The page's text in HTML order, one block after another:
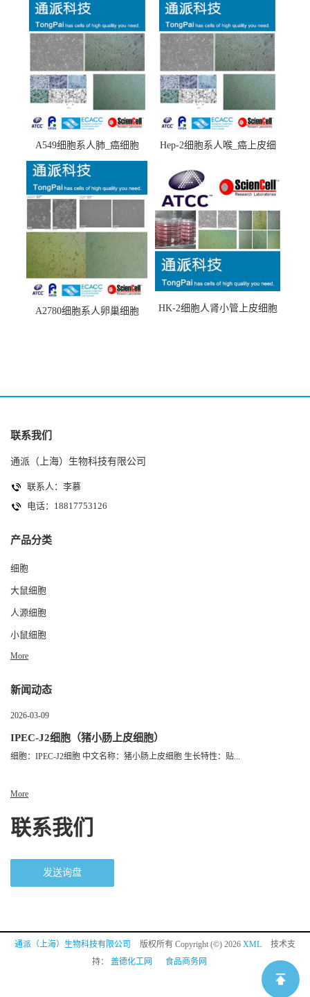
A549细胞系人肺_癌细胞
(A549细胞)
Hep-2细胞系人喉_癌上皮细
A2780细胞系人卵巢细胞
HK-2细胞人肾小管上皮细胞
联系我们
通派（上海）生物科技有限公司
联系人：李慕
电话：18817753126
产品分类
细胞
大鼠细胞
人源细胞
小鼠细胞
More
新闻动态
2026-03-09
IPEC-J2细胞（猪小肠上皮细胞）
细胞：IPEC-J2细胞 中文名称：猪小肠上皮细胞 生长特性：贴...
More
联系我们
发送询盘
通派（上海）生物科技有限公司 版权所有 Copyright (©) 2026 XML
技术支
持： 盖德化工网 食品商务网